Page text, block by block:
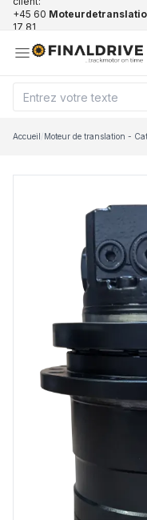
+45 60
17 81
Accueil/Moteur de translation -